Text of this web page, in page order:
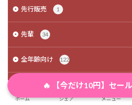
先行販売 1
先輩 34
全年齢向け 122
ホーム シェア メニュー
🔥 【今だけ10円】セー